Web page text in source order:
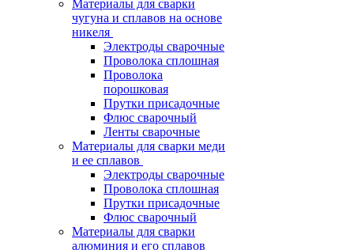
Материалы для сварки
чугуна и сплавов на основе
никеля
Электроды сварочные
Проволока сплошная
Проволока
порошковая
Прутки присадочные
Флюс сварочный
Ленты сварочные
Материалы для сварки меди
и ее сплавов
Электроды сварочные
Проволока сплошная
Прутки присадочные
Флюс сварочный
Материалы для сварки
алюминия и его сплавов